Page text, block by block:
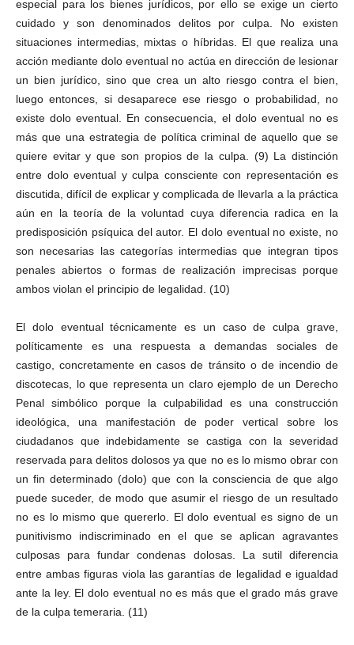
especial para los bienes jurídicos, por ello se exige un cierto
cuidado y son denominados delitos por culpa. No existen
situaciones intermedias, mixtas o híbridas. El que realiza una
acción mediante dolo eventual no actúa en dirección de lesionar
un bien jurídico, sino que crea un alto riesgo contra el bien,
luego entonces, si desaparece ese riesgo o probabilidad, no
existe dolo eventual. En consecuencia, el dolo eventual no es
más que una estrategia de política criminal de aquello que se
quiere evitar y que son propios de la culpa. (9) La distinción
entre dolo eventual y culpa consciente con representación es
discutida, difícil de explicar y complicada de llevarla a la práctica
aún en la teoría de la voluntad cuya diferencia radica en la
predisposición psíquica del autor. El dolo eventual no existe, no
son necesarias las categorías intermedias que integran tipos
penales abiertos o formas de realización imprecisas porque
ambos violan el principio de legalidad. (10)
El dolo eventual técnicamente es un caso de culpa grave,
políticamente es una respuesta a demandas sociales de
castigo, concretamente en casos de tránsito o de incendio de
discotecas, lo que representa un claro ejemplo de un Derecho
Penal simbólico porque la culpabilidad es una construcción
ideológica, una manifestación de poder vertical sobre los
ciudadanos que indebidamente se castiga con la severidad
reservada para delitos dolosos ya que no es lo mismo obrar con
un fin determinado (dolo) que con la consciencia de que algo
puede suceder, de modo que asumir el riesgo de un resultado
no es lo mismo que quererlo. El dolo eventual es signo de un
punitivismo indiscriminado en el que se aplican agravantes
culposas para fundar condenas dolosas. La sutil diferencia
entre ambas figuras viola las garantías de legalidad e igualdad
ante la ley. El dolo eventual no es más que el grado más grave
de la culpa temeraria. (11)